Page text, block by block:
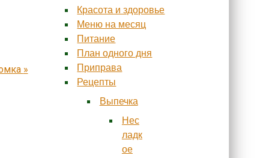
»
Красота и здоровье
Меню на месяц
Питание
План одного дня
Приправа
Рецепты
Выпечка
Нес
ладк
ое